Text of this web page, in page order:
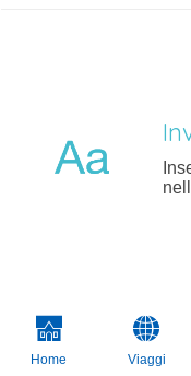
Home Viaggi